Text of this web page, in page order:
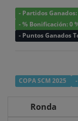
- Partidos Ganados:
- % Bonificación: 0
- Puntos Ganados
COPA SCM 2025
Ronda